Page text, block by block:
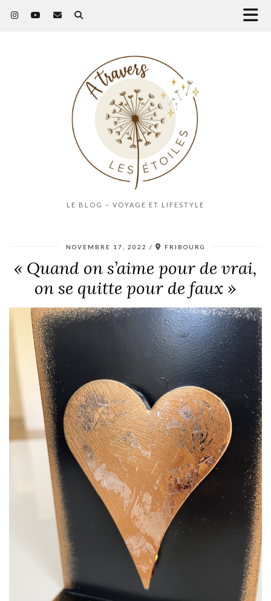
LE BLOG – VOYAGE ET LIFESTYLE
NOVEMBRE 17, 2022 FRIBOURG
« Quand on s’aime pour de vrai,
on se quitte pour de faux »